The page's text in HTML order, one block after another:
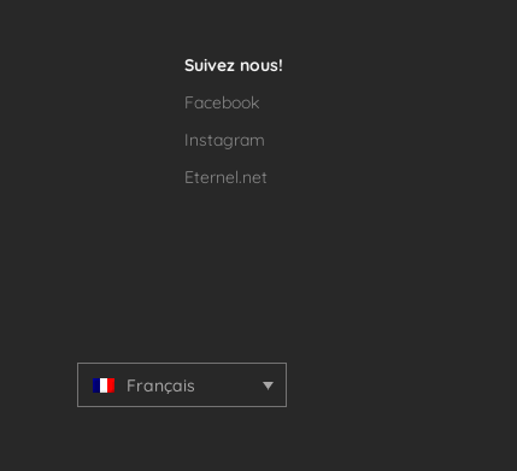
Suivez nous!
Facebook
Instagram
Eternel.net
Français